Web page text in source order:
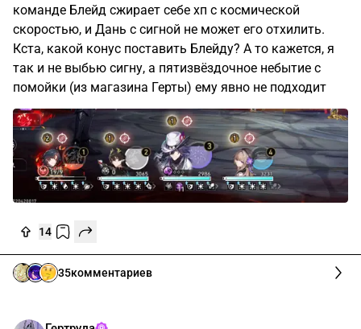
команде Блейд сжирает себе хп с космической
скоростью, и Дань с сигной не может его отхилить.
Кста, какой конус поставить Блейду? А то кажется, я
так и не выбью сигну, а пятизвёздочное небытие с
помойки (из магазина Герты) ему явно не подходит
14
35комментариев